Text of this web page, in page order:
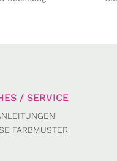
/ SERVICE
FARBMUSTER